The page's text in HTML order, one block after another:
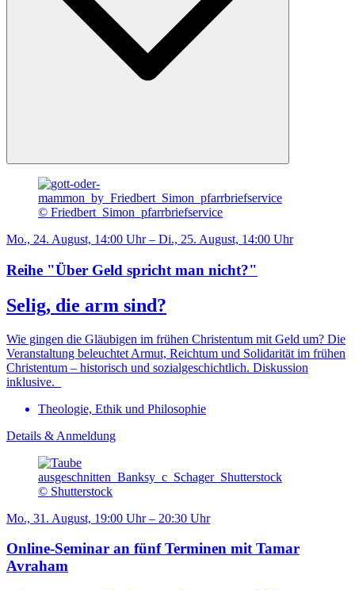
© Friedbert_Simon_pfarrbriefservice
Mo., 24. August, 14:00 Uhr – Di., 25. August, 14:00 Uhr
Reihe "Über Geld spricht man nicht?"
Selig, die arm sind?
Wie gingen die Gläubigen im frühen Christentum mit Geld um? Die
Veranstaltung beleuchtet Armut, Reichtum und Solidarität im frühen
Christentum – historisch und sozialgeschichtlich. Diskussion
inklusive.
Theologie, Ethik und Philosophie
Details & Anmeldung
© Shutterstock
Mo., 31. August, 19:00 Uhr – 20:30 Uhr
Online-Seminar an fünf Terminen mit Tamar
Avraham